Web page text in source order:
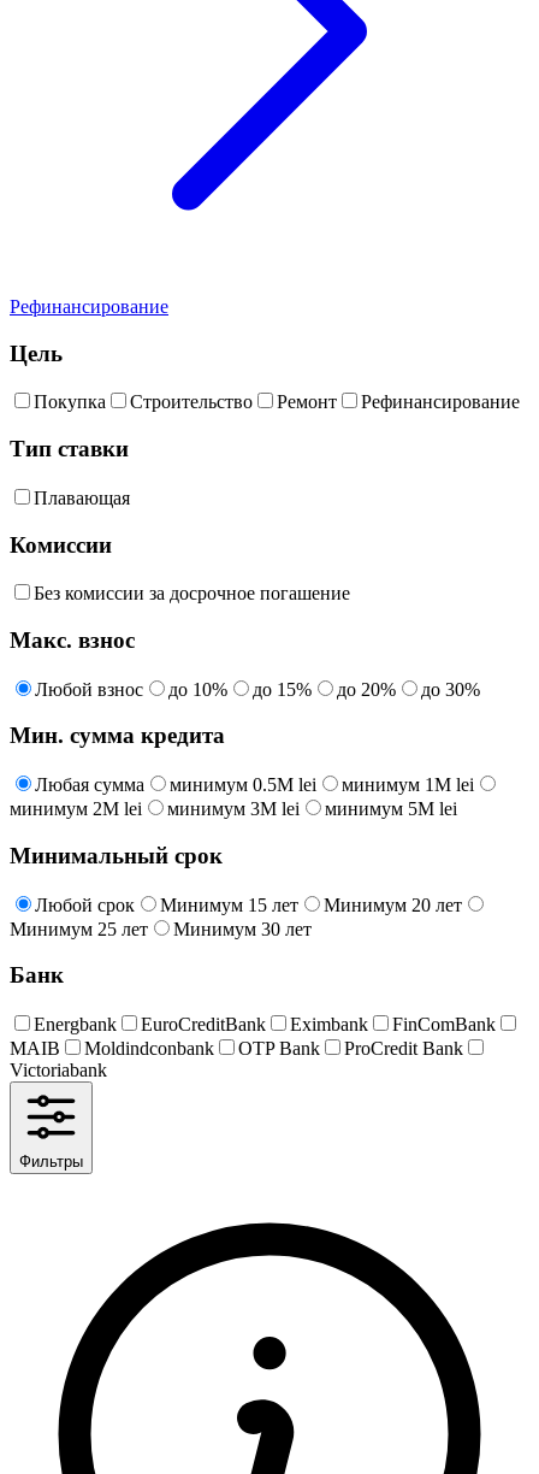
Рефинансирование
Цель
Покупка Строительство Ремонт Рефинансирование
Тип ставки
Плавающая
Комиссии
Без комиссии за досрочное погашение
Макс. взнос
Любой взнос до 10% до 15% до 20% до 30%
Мин. сумма кредита
Любая сумма минимум 0.5M lei
минимум 1M lei
минимум 2M lei
минимум 3M lei минимум 5M lei
Минимальный срок
Любой срок Минимум 15 лет
Минимум 20 лет
Минимум 25 лет
Минимум 30 лет
Банк
Energbank EuroCreditBank Eximbank
FinComBank
MAIB
Moldindconbank OTP Bank
ProCredit Bank
Victoriabank
Фильтры